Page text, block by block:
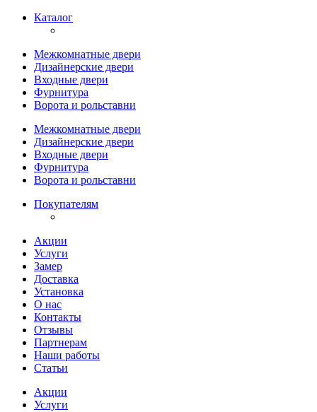
Каталог
Межкомнатные двери
Дизайнерские двери
Входные двери
Фурнитура
Ворота и рольставни
Межкомнатные двери
Дизайнерские двери
Входные двери
Фурнитура
Ворота и рольставни
Покупателям
Акции
Услуги
Замер
Доставка
Установка
О нас
Контакты
Отзывы
Партнерам
Наши работы
Статьи
Акции
Услуги